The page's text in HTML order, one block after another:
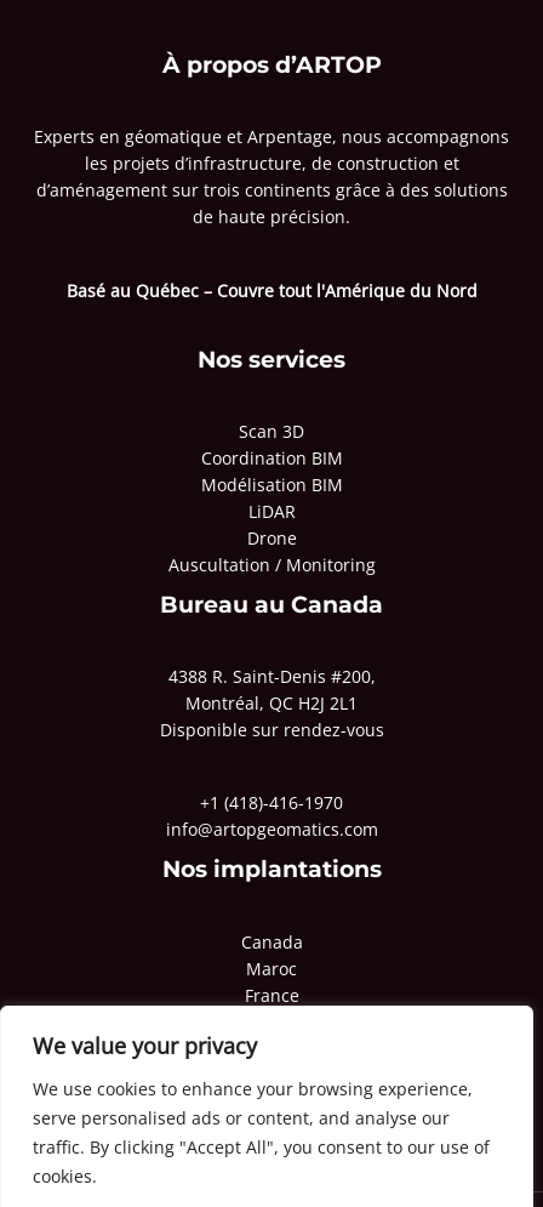
We value your privacy
We use cookies to enhance your browsing experience,
serve personalised ads or content, and analyse our
traffic. By clicking "Accept All", you consent to our use of
cookies.
À propos d’ARTOP
Experts en géomatique et Arpentage, nous accompagnons
les projets d’infrastructure, de construction et
d’aménagement sur trois continents grâce à des solutions
de haute précision.
Basé au Québec – Couvre tout l'Amérique du Nord
Nos services
Scan 3D
Coordination BIM
Modélisation BIM
LiDAR
Drone
Auscultation / Monitoring
Bureau au Canada
4388 R. Saint-Denis #200,
Montréal, QC H2J 2L1
Disponible sur rendez-vous
+1 (418)-416-1970
info@artopgeomatics.com
Nos implantations
Canada
Maroc
France
Qatar